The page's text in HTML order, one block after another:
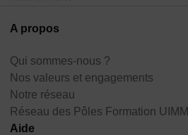
A propos
Qui sommes-nous ?
Nos valeurs et engagements
Notre réseau
Réseau des Pôles Formation UIMM
Aide